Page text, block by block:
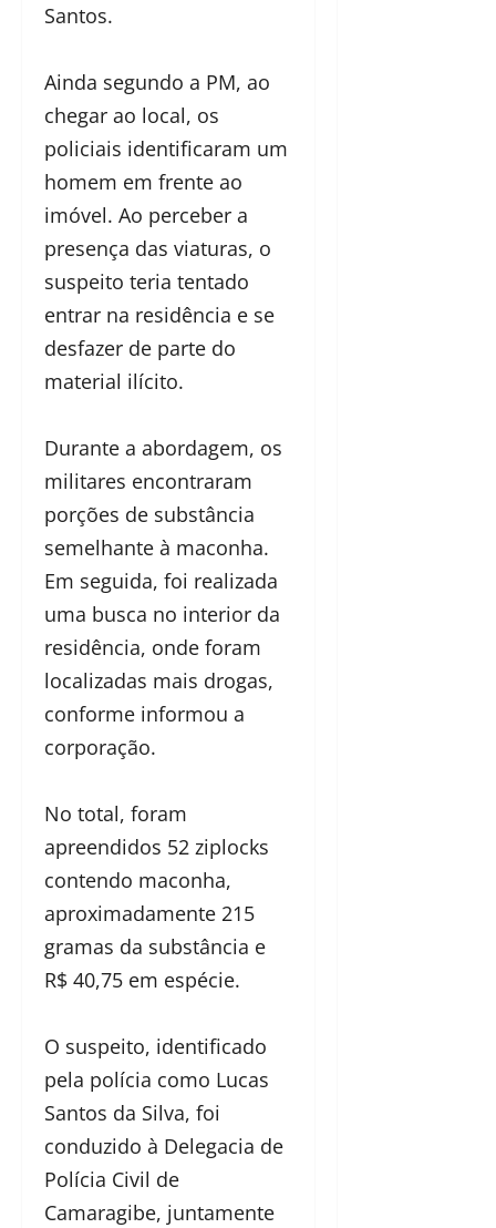
Santos.
Ainda segundo a PM, ao
chegar ao local, os
policiais identificaram um
homem em frente ao
imóvel. Ao perceber a
presença das viaturas, o
suspeito teria tentado
entrar na residência e se
desfazer de parte do
material ilícito.
Durante a abordagem, os
militares encontraram
porções de substância
semelhante à maconha.
Em seguida, foi realizada
uma busca no interior da
residência, onde foram
localizadas mais drogas,
conforme informou a
corporação.
No total, foram
apreendidos 52 ziplocks
contendo maconha,
aproximadamente 215
gramas da substância e
R$ 40,75 em espécie.
O suspeito, identificado
pela polícia como Lucas
Santos da Silva, foi
conduzido à Delegacia de
Polícia Civil de
Camaragibe, juntamente